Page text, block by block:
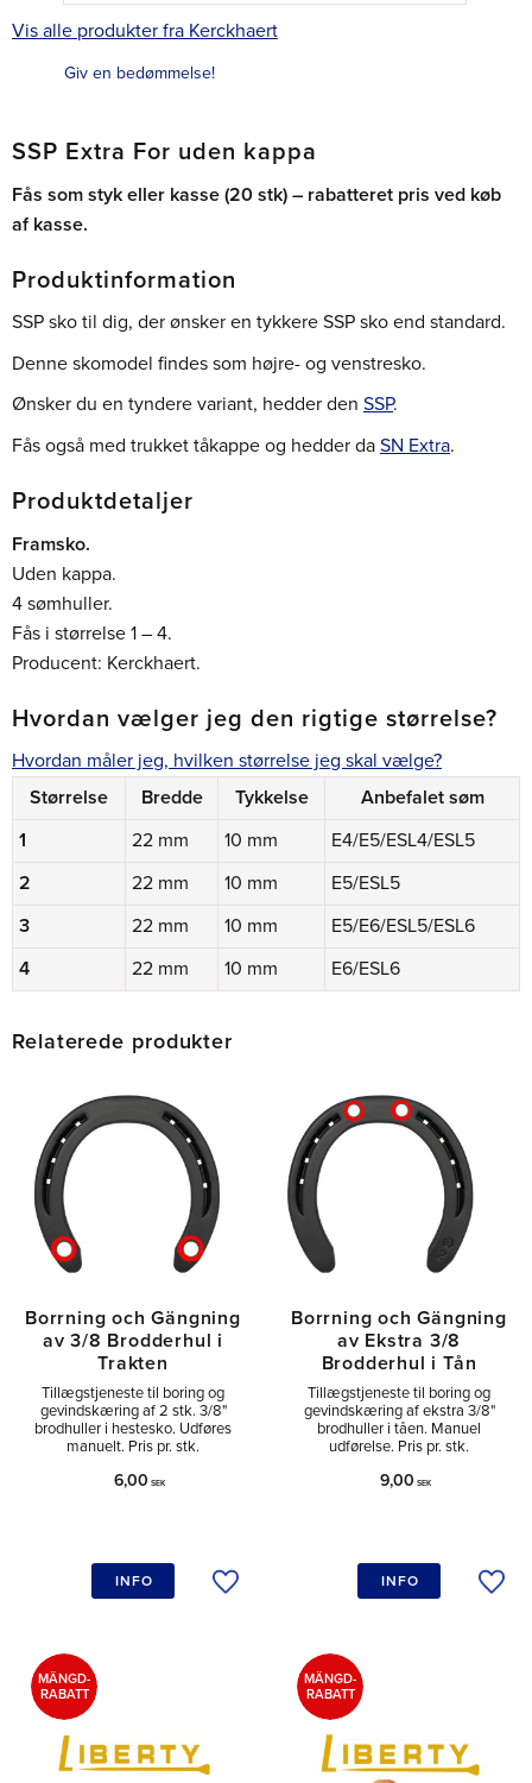
Vis alle produkter fra Kerckhaert
Giv en bedømmelse!
SSP Extra For uden kappa
Fås som styk eller kasse (20 stk) – rabatteret pris ved køb
af kasse.
Produktinformation
SSP sko til dig, der ønsker en tykkere SSP sko end standard.
Denne skomodel findes som højre- og venstresko.
Ønsker du en tyndere variant, hedder den SSP.
Fås også med trukket tåkappe og hedder da SN Extra.
Produktdetaljer
Framsko.
Uden kappa.
4 sømhuller.
Fås i størrelse 1 – 4.
Producent: Kerckhaert.
Hvordan vælger jeg den rigtige størrelse?
Hvordan måler jeg, hvilken størrelse jeg skal vælge?
Størrelse
Bredde Tykkelse
Anbefalet søm
1
22 mm 10 mm
E4/E5/ESL4/ESL5
2
22 mm 10 mm
E5/ESL5
3
22 mm 10 mm
E5/E6/ESL5/ESL6
4
22 mm 10 mm E6/ESL6
Relaterede produkter
Borrning och Gängning
av 3/8 Brodderhul i
Trakten
Tillægstjeneste til boring og
gevindskæring af 2 stk. 3/8"
brodhuller i hestesko. Udføres
manuelt. Pris pr. stk.
6,00 SEK
Tilføj til ønskeliste
INFO
Borrning och Gängning
av Ekstra 3/8
Brodderhul i Tån
Tillægstjeneste til boring og
gevindskæring af ekstra 3/8"
brodhuller i tåen. Manuel
udførelse. Pris pr. stk.
9,00 SEK
INFO
MÄNGD-
RABATT
MÄNGD-
RABATT